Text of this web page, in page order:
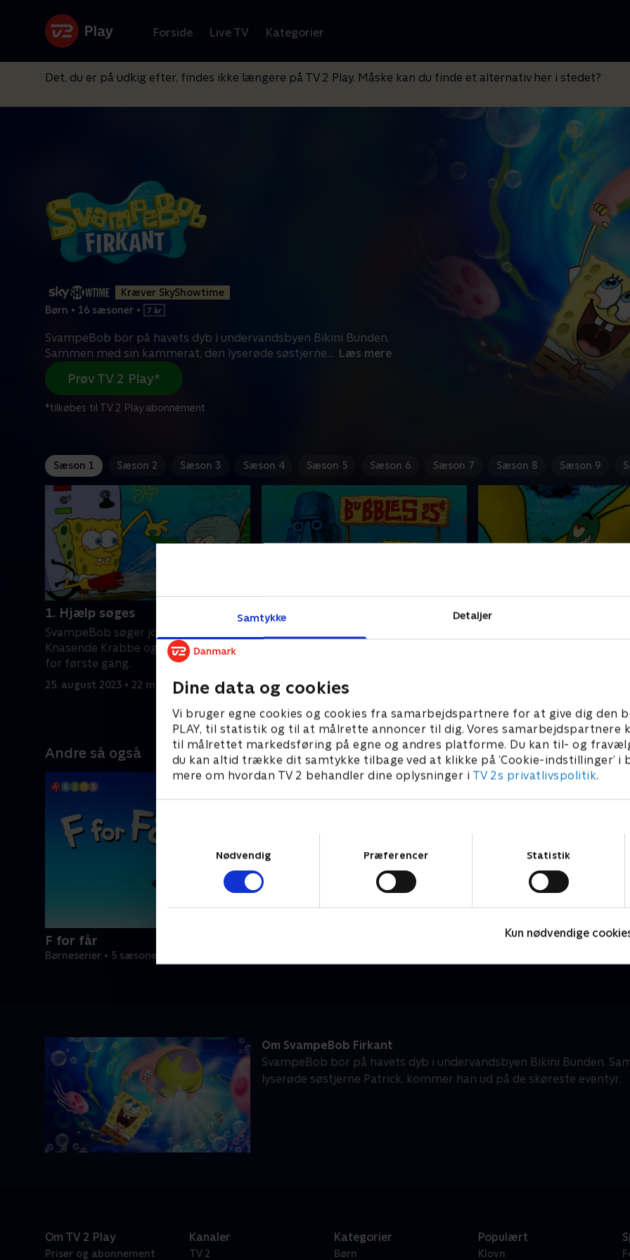
Samtykke Detaljer
Dine data og cookies
Vi bruger egne cookies og cookies fra samarbejdspartnere for at give dig den
PLAY, til statistik og til at målrette annoncer til dig. Vores samarbejdspartnere
til målrettet markedsføring på egne og andres platforme. Du kan til- og
du kan altid trække dit samtykke tilbage ved at klikke på ’Cookie-indstillinger’ i
mere om hvordan TV 2 behandler dine oplysninger i TV 2s privatlivspolitik.
Nødvendig
Præferencer Statistik
Kun nødvendige
Forside Live TV Kategorier
Det, du er på udkig efter, findes ikke længere på TV 2 Play. Måske kan du finde et alternativ her i stedet?
Kræver SkyShowtime
Børn • 16 sæsoner •
SvampeBob bor på havets dyb i undervandsbyen Bikini Bunden.
Sammen med sin kammerat, den lyserøde søstjerne... Læs mere
Prøv TV 2 Play*
*tilkøbes til TV 2 Play abonnement
Sæson 1 Sæson 2 Sæson 3 Sæson 4 Sæson 5 Sæson 6 Sæson 7 Sæson 8 Sæson 9
1. Hjælp søges
SvampeBob søger job på Den
Knasende Krabbe og møder Sandy
for første gang.
25. august 2023 • 22 min
2. Boblebutikken
25. august 2023 • 22 min
3. Brandmandsfiskeri
Andre så også
F for får
Børneserier • 5 sæsoner
Om SvampeBob Firkant
SvampeBob bor på havets dyb i undervandsbyen Bikini Bunden.
lyserøde søstjerne Patrick, kommer han ud på de skøreste eventyr.
Om TV 2 Play
Priser og abonnement
Kanaler
TV 2
Kategorier
Børn
Populært
Klovn